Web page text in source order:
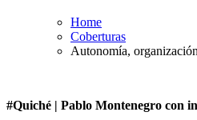
Home
Coberturas
Autonomía,
#Quiché | Pablo Montenegro con